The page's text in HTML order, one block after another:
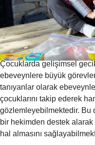
beceriler konusunda
geliyor olması şeklinde
bir problem olan bu
gerektiren bir durumdur.
Çocuklarda gelişimsel
ebeveynlere büyük
tanıyanlar olarak
çocuklarını takip ederek
gözlemleyebilmektedir. Bu
bir hekimden destek
hal almasını